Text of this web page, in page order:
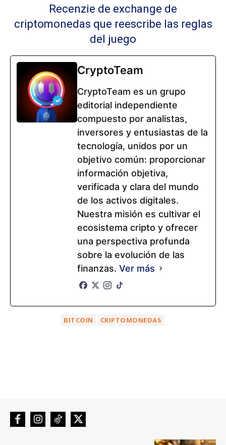
Recenzie de exchange de
criptomonedas que reescribe las reglas
del juego
CryptoTeam
CryptoTeam es un grupo
editorial independiente
compuesto por analistas,
inversores y entusiastas de la
tecnología, unidos por un
objetivo común: proporcionar
información objetiva,
verificada y clara del mundo
de los activos digitales.
Nuestra misión es cultivar el
ecosistema cripto y ofrecer
una perspectiva profunda
sobre la evolución de las
finanzas. Ver más
BITCOIN CRIPTOMONEDAS